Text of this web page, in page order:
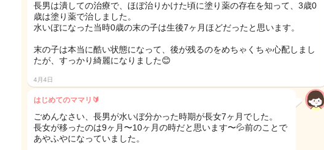
長男は潰しての治療で、ほぼ治りかけた頃に塗り薬の存在を知って、3歳0
歳は塗り薬で治しました。
水いぼになった当時0歳の末の子は生後7ヶ月ほどだったと思います。
末の子は本当に酷い状態になって、後が残るのをめちゃくちゃ心配しまし
たが、すっかり綺麗になりました😊
4月4日
はじめてのママリ🔰
ごめんなさい、長男が水いぼ分かった時期が長女7ヶ月でした。
長女が移ったのは9ヶ月〜10ヶ月の時だと思います〜💦前のことで
あやふやになっていました。